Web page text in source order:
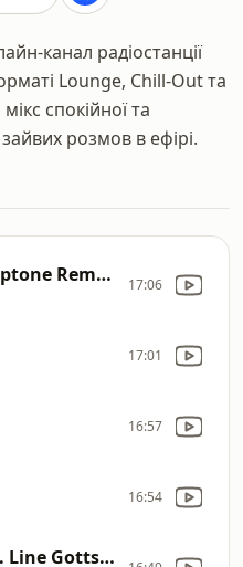
канал радіостанції
Lounge, Chill-Out та
спокійної та
розмов в ефірі.
Liquid Spirit (Claptone Remix) 17:06
17:01
16:57
16:54
Night Time (feat. Line Gottsche)